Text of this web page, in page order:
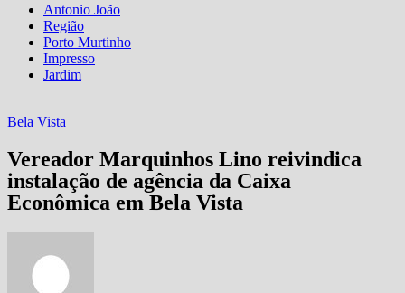
Antonio João
Região
Porto Murtinho
Impresso
Jardim
Bela Vista
Vereador Marquinhos Lino reivindica
instalação de agência da Caixa
Econômica em Bela Vista